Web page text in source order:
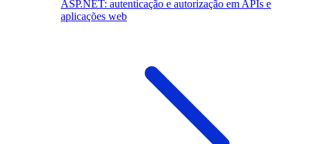
ASP.NET: autenticação e autorização em APIs e
aplicações web